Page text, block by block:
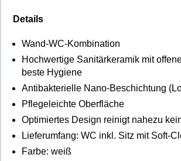
Details
Wand-WC-Kombination
Hochwertige Sanitärkeramik mit
beste Hygiene
Antibakterielle Nano-Beschichtung
Pflegeleichte Oberfläche
Optimiertes Design reinigt nahezu
Lieferumfang: WC inkl. Sitz mit Soft-
Farbe: weiß